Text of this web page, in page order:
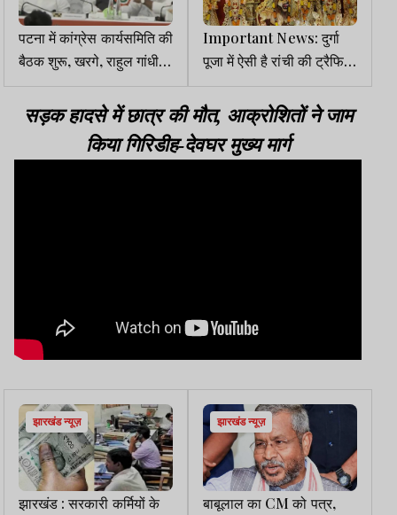
पटना में कांग्रेस कार्यसमिति की
बैठक शुरू, खरगे, राहुल गांधी
सहित कई नेता मौजूद
Important News: दुर्गा
पूजा में ऐसी है रांची की ट्रैफिक
व्यवस्था, जानकर ही घर से
निकलें पूजा पंडाल
सड़क हादसे में छात्र की मौत, आक्रोशितों ने जाम
किया गिरिडीह-देवघर मुख्य मार्ग
झारखंड न्यूज़
झारखंड : सरकारी कर्मियों के
झारखंड न्यूज़
बाबूलाल का CM को पत्र,